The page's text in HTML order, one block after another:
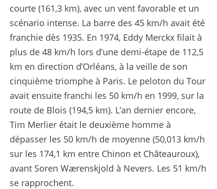
courte (161,3 km), avec un vent favorable et un
scénario intense. La barre des 45 km/h avait été
franchie dès 1935. En 1974, Eddy Merckx filait à
plus de 48 km/h lors d’une demi-étape de 112,5
km en direction d’Orléans, à la veille de son
cinquième triomphe à Paris. Le peloton du Tour
avait ensuite franchi les 50 km/h en 1999, sur la
route de Blois (194,5 km). L’an dernier encore,
Tim Merlier était le deuxième homme à
dépasser les 50 km/h de moyenne (50,013 km/h
sur les 174,1 km entre Chinon et Châteauroux),
avant Soren Wærenskjold à Nevers. Les 51 km/h
se rapprochent.